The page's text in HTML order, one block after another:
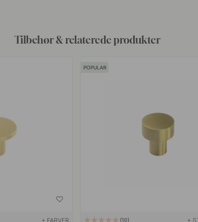
Tilbehør & relaterede produkter
+ FARVER
POPULAR
10 +